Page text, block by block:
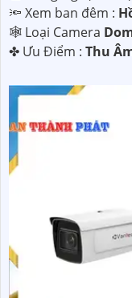
🔦 Xem ban đêm :
🕸️ Loại Camera
️✤ Ưu Điểm : Thu